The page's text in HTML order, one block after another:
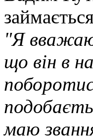
"Я
що він в
маю